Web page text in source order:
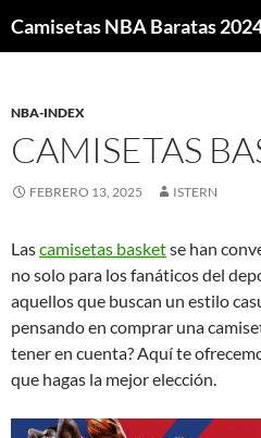
NBA-INDEX
CAMISETAS
FEBRERO 13, 2025 ISTERN
Lascamisetas basketse han
no solo para los fanáticos del
aquellos que buscan un estilo
pensando en comprar una
tener en cuenta? Aquí te
que hagas la mejor elección.